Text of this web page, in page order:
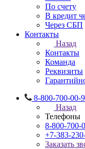
По счету
В кредит
Через СБП
Контакты
Назад
Контакты
Команда
Реквизиты
8-800-700-00-
Назад
Телефоны
8-800-700-
+7-383-
Заказать